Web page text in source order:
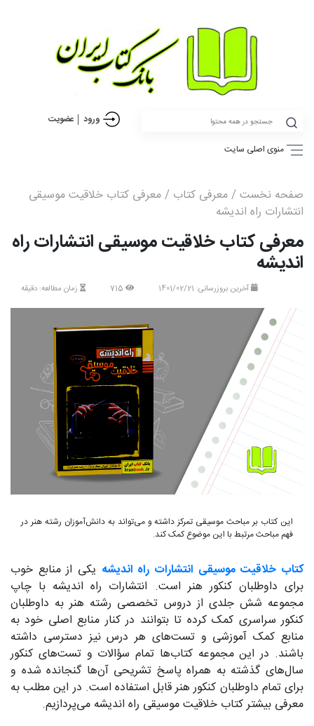
ورود عضویت
منوی اصلی سایت
صفحه نخست/معرفی کتاب / معرفی کتاب خلاقیت موسیقی
انتشارات راه اندیشه
معرفی کتاب خلاقیت موسیقی انتشارات راه
اندیشه
آخرین بروزرسانی: 1401/02/21 زمان مطالعه: دقیقه
این کتاب بر مباحث موسیقی تمرکز داشته و می‌تواند به دانش‌آموزان رشته هنر در
فهم مباحث مرتبط با این موضوع کمک کند.
کتاب خلاقیت موسیقی انتشارات راه اندیشه یکی از منابع خوب
برای داوطلبان کنکور هنر است. انتشارات راه اندیشه با چاپ
مجموعه شش جلدی از دروس تخصصی رشته هنر به داوطلبان
کنکور سراسری کمک کرده تا بتوانند در کنار منابع اصلی خود به
منابع کمک آموزشی و تست‌های هر درس نیز دسترسی داشته
باشند. در این مجموعه کتاب‌ها تمام سؤالات و تست‌های کنکور
سال‌های گذشته به همراه پاسخ‌ تشریحی آن‌ها گنجانده شده و
برای تمام داوطلبان کنکور هنر قابل استفاده است. در این مطلب به
معرفی بیشتر کتاب خلاقیت موسیقی راه اندیشه می‌پردازیم.